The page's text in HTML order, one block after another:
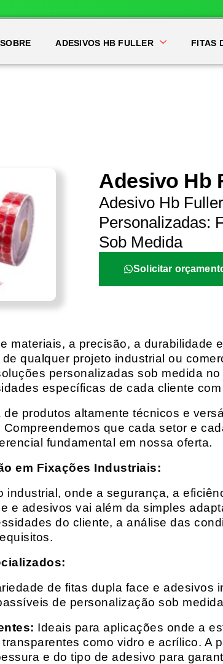
SOBRE ADESIVOS HB FULLER FITAS
Adesivo Hb
Adesivo Hb
Personalizadas:
Sob Medida
Solicitar
materiais, a precisão, a durabilidade
qualquer projeto industrial ou
personalizadas sob medida
específicas de cada cliente
produtos altamente técnicos e
que cada setor e
fundamental em nossa oferta.
em Fixações Industriais:
industrial, onde a segurança, a
e adesivos vai além da simples
do cliente, a análise das
de fitas dupla face e adesivos
de personalização sob
Ideais para aplicações onde a
como vidro e acrílico. A
e do tipo de adesivo para